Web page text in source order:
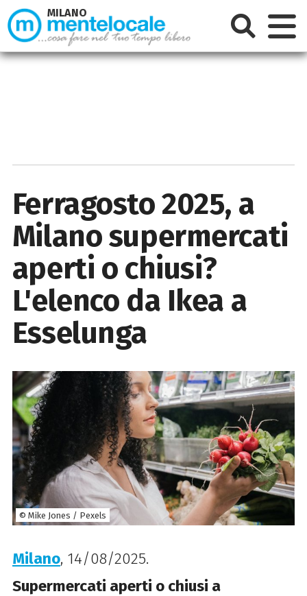
Ferragosto 2025, a
Milano supermercati
aperti o chiusi?
L'elenco da Ikea a
Esselunga
© Mike Jones / Pexels
Milano, 14/08/2025.
Supermercati aperti o chiusi a
MILANO